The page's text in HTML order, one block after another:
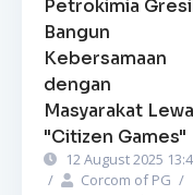
Petrokimia
Bangun
Kebersamaan
dengan
Masyarakat
"Citizen Games"
12 August 2025
/
Corcom of PG /